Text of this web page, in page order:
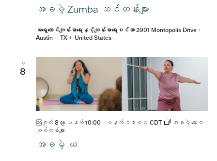
အခမဲ့ Zumba သင်တန်းများ
အရှေ့တောင်ကျန်းမာရေးနှင့်ကျန်းမာရေးစင်တာ2901 Montopolis Drive၊
Austin၊ TX၊ United States
စ
8
အခမဲ့ ယ
ဩဂုတ် 8 @ မနက် 10:00- မနက် ၁၁း၀၀ CDT
အခမဲ့ ယောဂ
သင်တန်းများ